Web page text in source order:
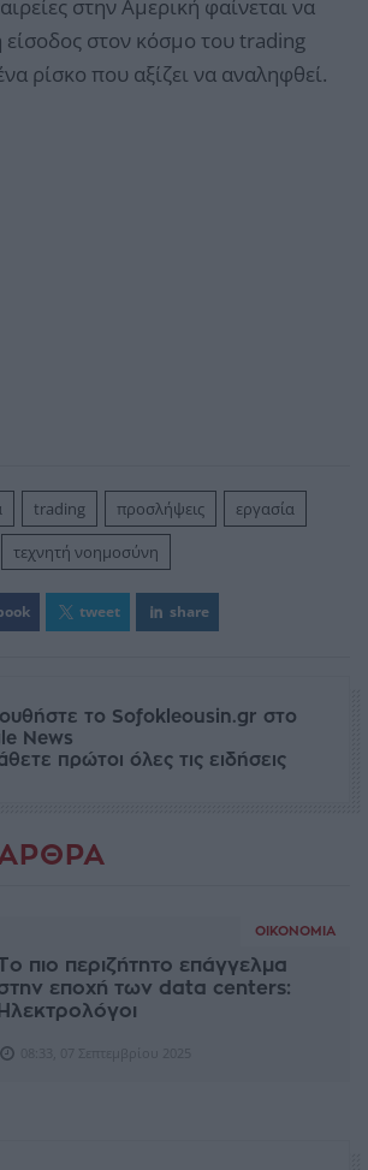
στην Αμερική φαίνεται να
είσοδος στον κόσμο του trading
ρίσκο που αξίζει να αναληφθεί.
trading προσλήψεις
εργασία
τεχνητή νοημοσύνη
tweet share
το Sofokleousin.gr στο
News
πρώτοι όλες τις ειδήσεις
ΟΙΚΟΝΟΜΊΑ
πιο περιζήτητο επάγγελμα
εποχή των data centers:
Hλεκτρολόγοι